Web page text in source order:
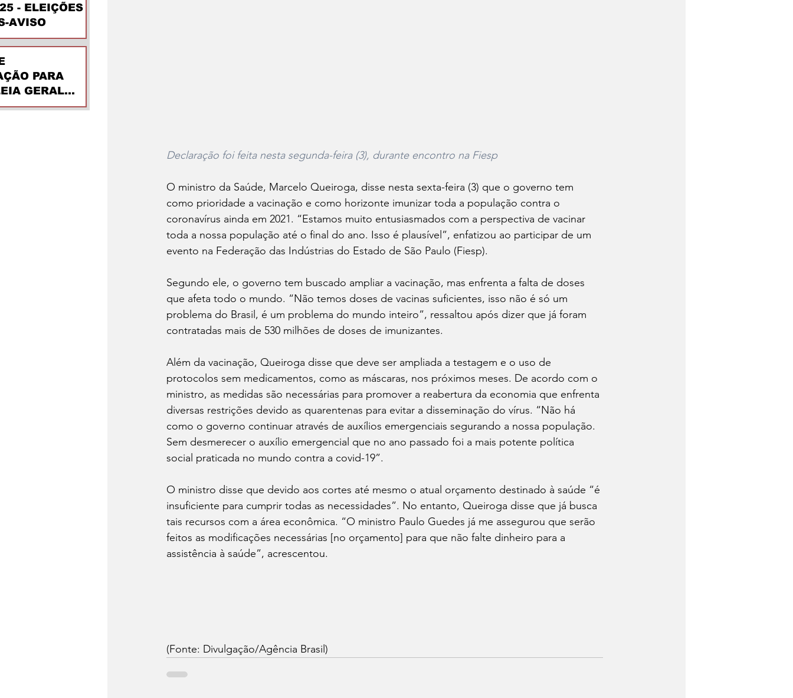
- ELEIÇÕES
AVISO
PARA
GERAL
Declaração foi feita nesta segunda-feira (3), durante encontro na Fiesp
O ministro da Saúde, Marcelo Queiroga, disse nesta sexta-feira (3) que o governo tem
como prioridade a vacinação e como horizonte imunizar toda a população contra o
coronavírus ainda em 2021. “Estamos muito entusiasmados com a perspectiva de vacinar
toda a nossa população até o final do ano. Isso é plausível”, enfatizou ao participar de um
evento na Federação das Indústrias do Estado de São Paulo (Fiesp).
Segundo ele, o governo tem buscado ampliar a vacinação, mas enfrenta a falta de doses
que afeta todo o mundo. “Não temos doses de vacinas suficientes, isso não é só um
problema do Brasil, é um problema do mundo inteiro”, ressaltou após dizer que já foram
contratadas mais de 530 milhões de doses de imunizantes.
Além da vacinação, Queiroga disse que deve ser ampliada a testagem e o uso de
protocolos sem medicamentos, como as máscaras, nos próximos meses. De acordo com o
ministro, as medidas são necessárias para promover a reabertura da economia que enfrenta
diversas restrições devido as quarentenas para evitar a disseminação do vírus. “Não há
como o governo continuar através de auxílios emergenciais segurando a nossa população.
Sem desmerecer o auxílio emergencial que no ano passado foi a mais potente política
social praticada no mundo contra a covid-19”.
O ministro disse que devido aos cortes até mesmo o atual orçamento destinado à saúde “é
insuficiente para cumprir todas as necessidades”. No entanto, Queiroga disse que já busca
tais recursos com a área econômica. “O ministro Paulo Guedes já me assegurou que serão
feitos as modificações necessárias [no orçamento] para que não falte dinheiro para a
assistência à saúde”, acrescentou.
(Fonte: Divulgação/Agência Brasil)